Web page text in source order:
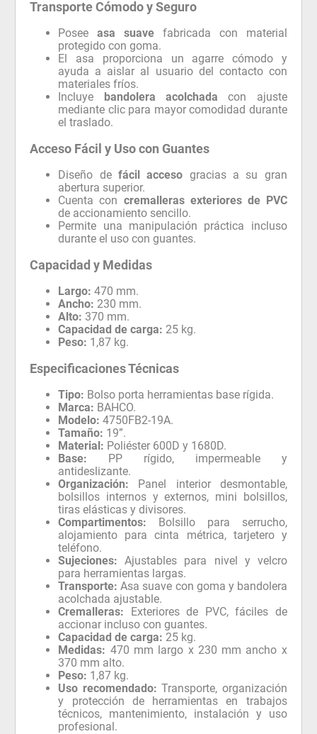
Transporte Cómodo y Seguro
Poseeasa suave fabricada con material
protegido con goma.
El asa proporciona un agarre cómodo y
ayuda a aislar al usuario del contacto con
materiales fríos.
Incluye bandolera acolchada con ajuste
mediante clic para mayor comodidad durante
el traslado.
Acceso Fácil y Uso con Guantes
Diseño defácil acceso gracias a su gran
abertura superior.
Cuenta con cremalleras exteriores de PVC
de accionamiento sencillo.
Permite una manipulación práctica incluso
durante el uso con guantes.
Capacidad y Medidas
Largo: 470 mm.
Ancho: 230 mm.
Alto: 370 mm.
Capacidad de carga: 25 kg.
Peso: 1,87 kg.
Especificaciones Técnicas
Tipo: Bolso porta herramientas base rígida.
Marca: BAHCO.
Modelo: 4750FB2-19A.
Tamaño: 19”.
Material: Poliéster 600D y 1680D.
Base: PP rígido, impermeable y
antideslizante.
Organización: Panel interior desmontable,
bolsillos internos y externos, mini bolsillos,
tiras elásticas y divisores.
Compartimentos: Bolsillo para serrucho,
alojamiento para cinta métrica, tarjetero y
teléfono.
Sujeciones: Ajustables para nivel y velcro
para herramientas largas.
Transporte: Asa suave con goma y bandolera
acolchada ajustable.
Cremalleras: Exteriores de PVC, fáciles de
accionar incluso con guantes.
Capacidad de carga: 25 kg.
Medidas: 470 mm largo x 230 mm ancho x
370 mm alto.
Peso: 1,87 kg.
Uso recomendado: Transporte, organización
y protección de herramientas en trabajos
técnicos, mantenimiento, instalación y uso
profesional.